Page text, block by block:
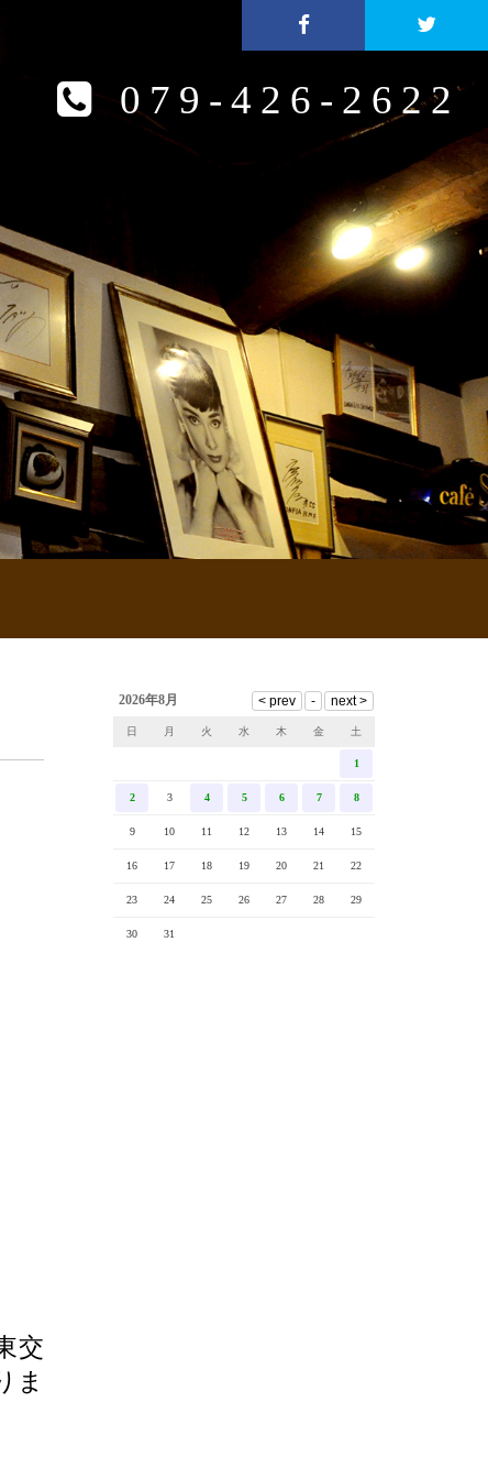
079-426-2622
交
ま
2026年8月
日 月 火 水 木 金 土
1
2 3 4 5 6 7 8
9 10 11 12 13 14 15
16 17 18 19 20 21 22
23 24 25 26 27 28 29
30 31